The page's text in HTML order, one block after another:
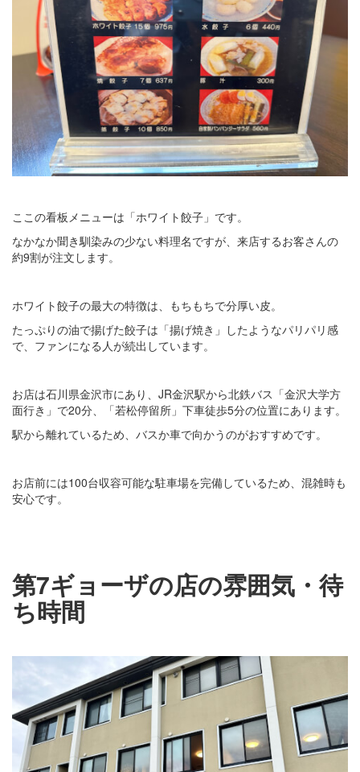
ここの看板メニューは「ホワイト餃子」です。
なかなか聞き馴染みの少ない料理名ですが、来店するお客さんの
約9割が注文します。
ホワイト餃子の最大の特徴は、もちもちで分厚い皮。
たっぷりの油で揚げた餃子は「揚げ焼き」したようなパリパリ感
で、ファンになる人が続出しています。
お店は石川県金沢市にあり、JR金沢駅から北鉄バス「金沢大学方
面行き」で20分、「若松停留所」下車徒歩5分の位置にあります。
駅から離れているため、バスか車で向かうのがおすすめです。
お店前には100台収容可能な駐車場を完備しているため、混雑時も
安心です。
第7ギョーザの店の雰囲気・待
ち時間